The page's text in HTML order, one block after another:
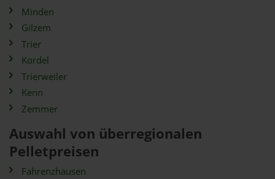
Minden
Gilzem
Trier
Kordel
Trierweiler
Kenn
Zemmer
Auswahl von überregionalen
Pelletpreisen
Fahrenzhausen